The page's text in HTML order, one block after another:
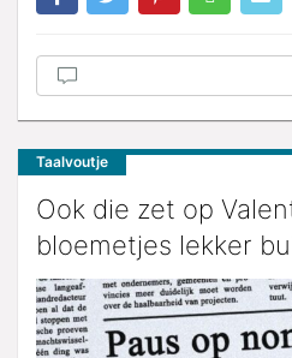
Taalvoutje
Ook die zet op
bloemetjes lekker